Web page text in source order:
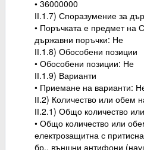
• 36000000
ІІ.1.7) Споразумение за
• Поръчката е предмет на
държавни поръчки: Не
ІІ.1.8) Обособени позиции
• Обособени позиции: Не
ІІ.1.9) Варианти
• Приемане на варианти:
ІІ.2) Количество или обем
ІІ.2.1) Общо количество
• Общо количество или
електрозащитна с
бр., външни антифони